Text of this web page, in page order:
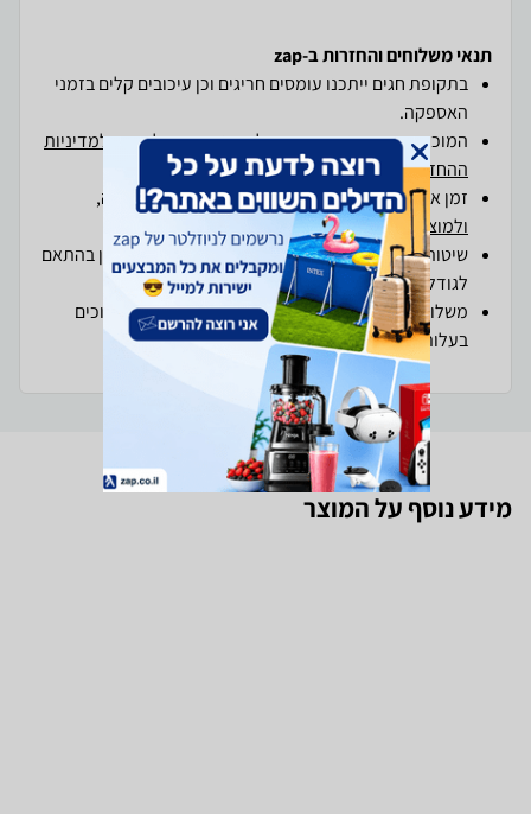
תנאי משלוחים והחזרות ב-zap
בתקופת חגים ייתכנו עומסים חריגים וכן עיכובים קלים בזמני
האספקה.
המוכרים בזאפסטור מחויביםלמדיניות המשלוחים, ולמדיניות
ההחזרות והביטוליםשל זאפ
זמן אספקה יעמוד על מקס' 7 ימי עסקים מיום הזמנה,
ולמוצרים חריגיםעד 21 ימי עסקים .
שיטות ועלויות המשלוח המוצעות לך על-ידי המוכר הן בהתאם
לגודלו ולאופיו של המוצר
משלוחים ליישובים מעבר לקו הירוק עשויים להיות כרוכים
בעלות משלוח נוספת, בהתאם ליעד ולספק המשלוח.
מידע נוסף על המוצר